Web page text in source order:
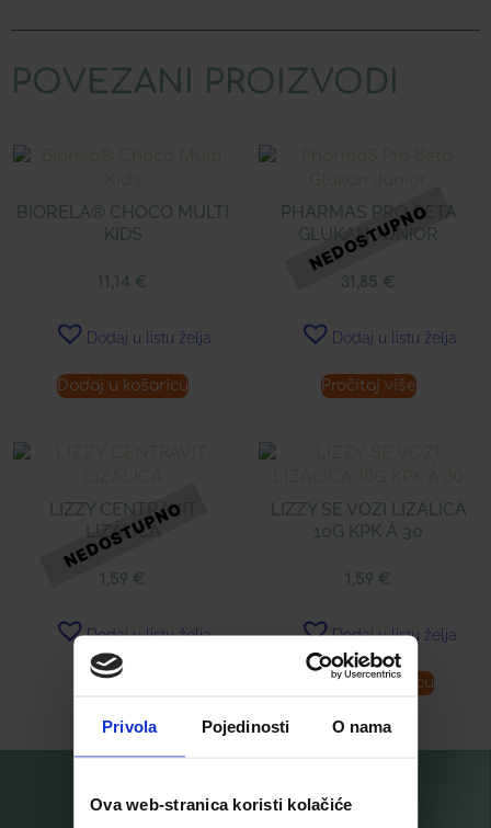
Privola Pojedinosti O nama
Ova web-stranica koristi kolačiće
POVEZANI PROIZVODI
BIORELA® CHOCO MULTI
KIDS
11,14 €
Dodaj u listu želja
Dodaj u košaricu
PHARMAS PRO BETA
GLUKAN JUNIOR
31,85 €
Dodaj u listu želja
Pročitaj više
LIZZY CENTRAVIT
LIZALICA
1,59 €
Dodaj u listu želja
Pročitaj više
LIZZY SE VOZI LIZALICA
10G KPK Á 30
1,59 €
Dodaj u listu želja
Dodaj u košaricu